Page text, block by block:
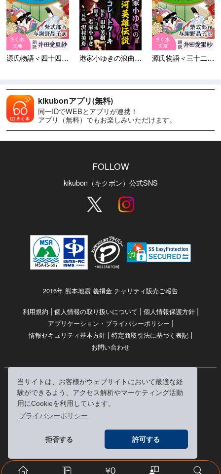
当サイトは、お客様がウェブサイトにおいて最適な経
験ができるよう、アクセス解析やマーケティング活動
用にCookieを利用しています。
プライバシーポリシー
拒否する 許可する
源氏物語＜四十四＞匂宮 港家小ゆきの浪曲『銀河英雄伝... 源氏物語＜三十二＞梅が枝
kikubonアプリ(無料)
同一IDでWEBとアプリが連携！
アプリ（無料）でもお楽しみいただけます。
FOLLOW
kikubon（キクボン）公式SNS
2016年 熊本地震 義捐金 チャリティ販売ご報告
利用規約 | 個人情報の取り扱いについて | 個人情報保護方針|
アプリケーション・プライバシーポリシー |
情報セキュリティ基本方針 | 特定商取引法に基づく表記 |
お問い合わせ
© RRJ Inc.
（kikubon/キクボン/きく本/きくほん/キクホン）は
株式会社RRJの登録商標です。